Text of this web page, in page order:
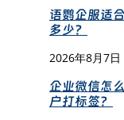
语鹦企服适
多少？
2026年8月7日
企业微信怎
户打标签？